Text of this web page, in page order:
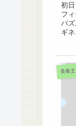
初
フ
パ
ギ
美食王